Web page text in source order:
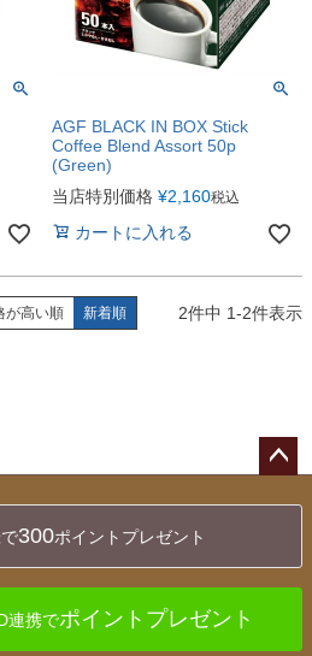
AGF BLACK IN BOX Stick
Coffee Blend Assort 50p
(Green)
当店特別価格 ¥2,160税込
カートに入れる
が高い順 新着順 2件中 1-2件表示
へ
300ポイントプレゼント
連携でポイントプレゼント